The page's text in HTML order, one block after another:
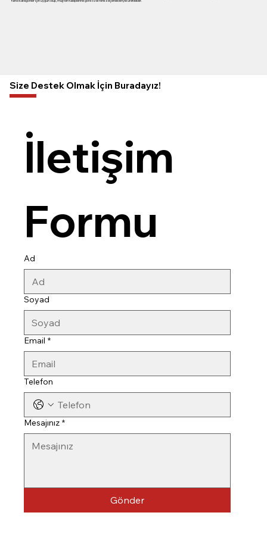
Size Destek Olmak İçin Buradayız!
İletişim
Formu
Ad
Soyad
Email *
Telefon
Mesajınız *
Gönder